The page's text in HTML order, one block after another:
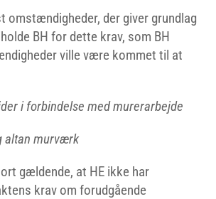
omstændigheder, der giver grundlag
BH for dette krav, som BH
ville være kommet til at
i forbindelse med murerarbejde
altan murværk
gældende, at HE ikke har
krav om forudgående